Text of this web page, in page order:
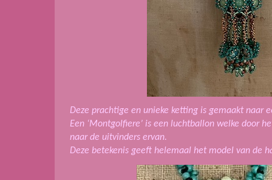
Deze prachtige en unieke ketting is gemaakt naar
Een ‘Montgolfiere’ is een luchtballon welke door
naar de uitvinders ervan.
Deze betekenis geeft helemaal het model van de